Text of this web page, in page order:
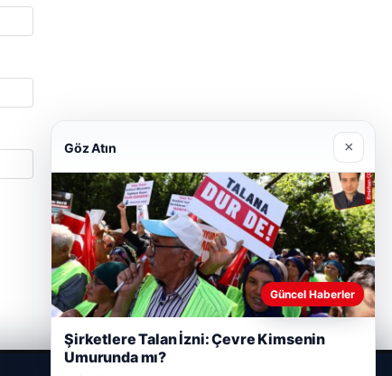
Göz Atın ×
Güncel Haberler
Şirketlere Talan İzni: Çevre Kimsenin
Umurunda mı?